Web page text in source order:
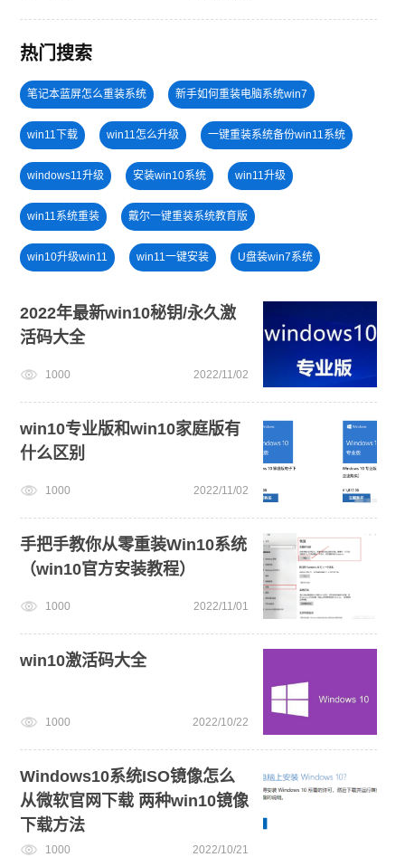
热门搜索
笔记本蓝屏怎么重装系统 新手如何重装电脑系统win7
win11下载 win11怎么升级 一键重装系统备份win11系统
windows11升级 安装win10系统 win11升级
win11系统重装 戴尔一键重装系统教育版
win10升级win11 win11一键安装 U盘装win7系统
windows11安装教程 小白一键重装系统win10教程
旗舰版win7系统安装教程 U盘PE启动盘制作
windows11教程
2022年最新win10秘钥/永久激
活码大全
1000 2022/11/02
win10专业版和win10家庭版有
什么区别
1000 2022/11/02
手把手教你从零重装Win10系统
（win10官方安装教程）
1000 2022/11/01
win10激活码大全
1000 2022/10/22
Windows10系统ISO镜像怎么
从微软官网下载 两种win10镜像
下载方法
1000 2022/10/21